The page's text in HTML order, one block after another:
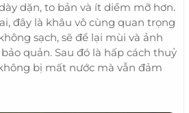
dặn, to bản và ít diềm mỡ hơn.
đây là khâu vô cùng quan trọng
sạch, sẽ để lại mùi và ảnh
quản. Sau đó là hấp cách thuỷ
bị mất nước mà vẫn đảm